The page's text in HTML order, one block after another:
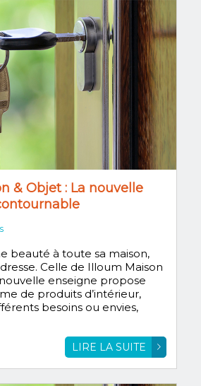
& Objet : La nouvelle
beauté à toute sa maison,
Celle de Illoum Maison
enseigne propose
de produits d’intérieur,
besoins ou envies,
LIRE LA SUITE